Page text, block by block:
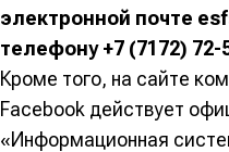
электронной почте
телефону +7 (7172) 72-
Кроме того, на сайте
Facebook действует
«Информационная